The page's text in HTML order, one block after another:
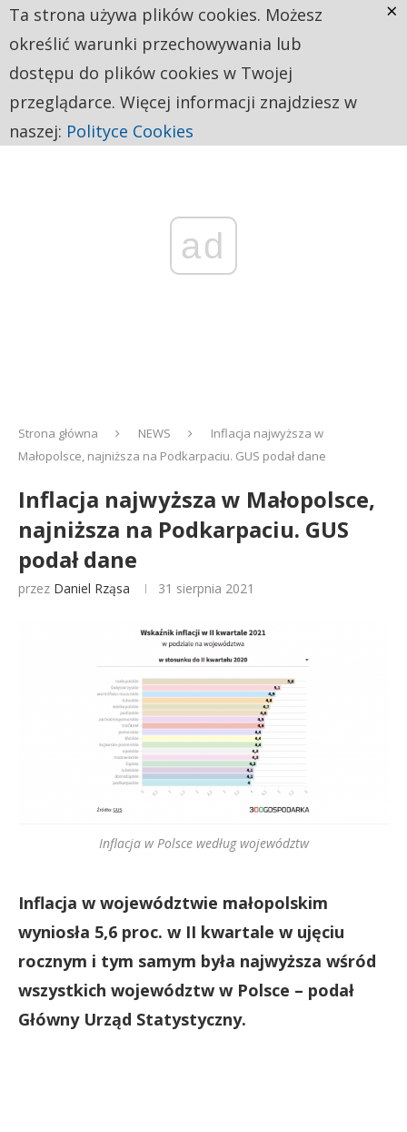
ad
Strona główna NEWS
Inflacja najwyższa w
Małopolsce, najniższa na Podkarpaciu. GUS podał dane
Inflacja najwyższa w Małopolsce,
najniższa na Podkarpaciu. GUS
podał dane
przez Daniel Rząsa 31 sierpnia 2021
Inflacja w Polsce według województw
Inflacja w województwie małopolskim
wyniosła 5,6 proc. w II kwartale w ujęciu
rocznym i tym samym była najwyższa wśród
wszystkich województw w Polsce – podał
Główny Urząd Statystyczny.
Ta strona używa plików cookies. Możesz
określić warunki przechowywania lub
dostępu do plików cookies w Twojej
przeglądarce. Więcej informacji znajdziesz w
naszej: Polityce Cookies
×